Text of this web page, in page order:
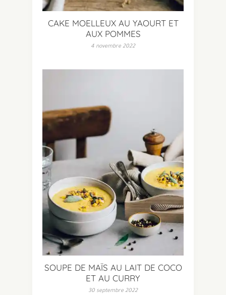
CAKE MOELLEUX AU YAOURT ET
AUX POMMES
4 novembre 2022
SOUPE DE MAÏS AU LAIT DE COCO
ET AU CURRY
30 septembre 2022